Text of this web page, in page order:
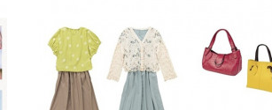
11 12 13
15
18 19 20
22
25 26 27
29